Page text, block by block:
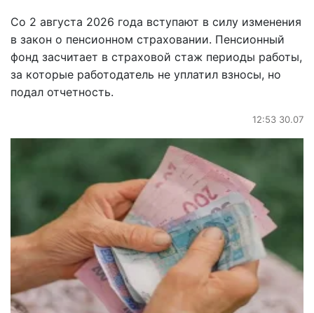
Со 2 августа 2026 года вступают в силу изменения
в закон о пенсионном страховании. Пенсионный
фонд засчитает в страховой стаж периоды работы,
за которые работодатель не уплатил взносы, но
подал отчетность.
12:53 30.07